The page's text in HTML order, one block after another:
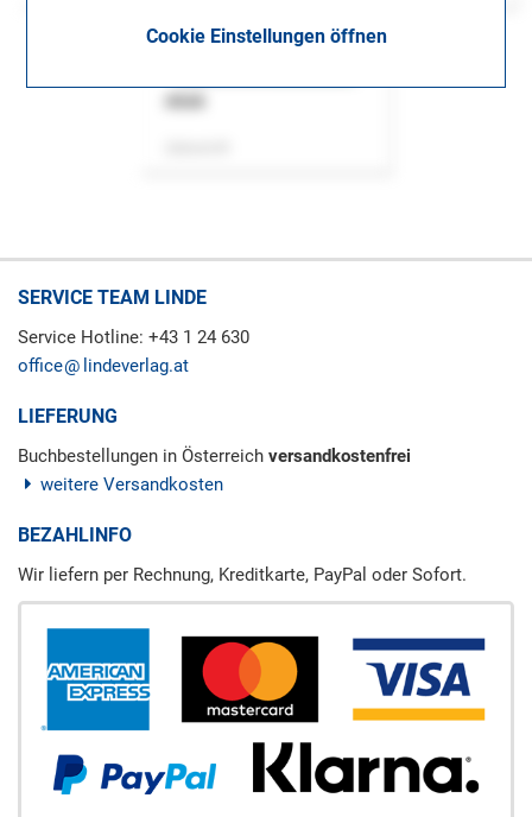
Cookie Einstellungen öffnen
SERVICE TEAM LINDE
Service Hotline: +43 1 24 630
office
lindeverlag.at
LIEFERUNG
Buchbestellungen in Österreich versandkostenfrei
weitere Versandkosten
BEZAHLINFO
Wir liefern per Rechnung, Kreditkarte, PayPal oder Sofort.